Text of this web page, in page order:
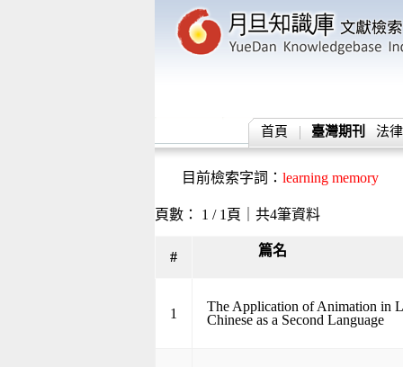
首頁 臺灣期刊 法律
目前檢索字詞： learning memory
頁數： 1 / 1頁｜共4筆資料
# 篇名
1
The Application of Animation in
Chinese as a Second Language